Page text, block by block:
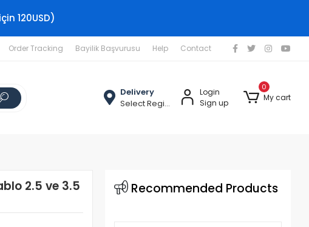
120USD)
Order Tracking Bayilik Başvurusu Help Contact
Delivery
Select Region
Login
Sign up
0
My cart
2.5 ve 3.5
Recommended Products